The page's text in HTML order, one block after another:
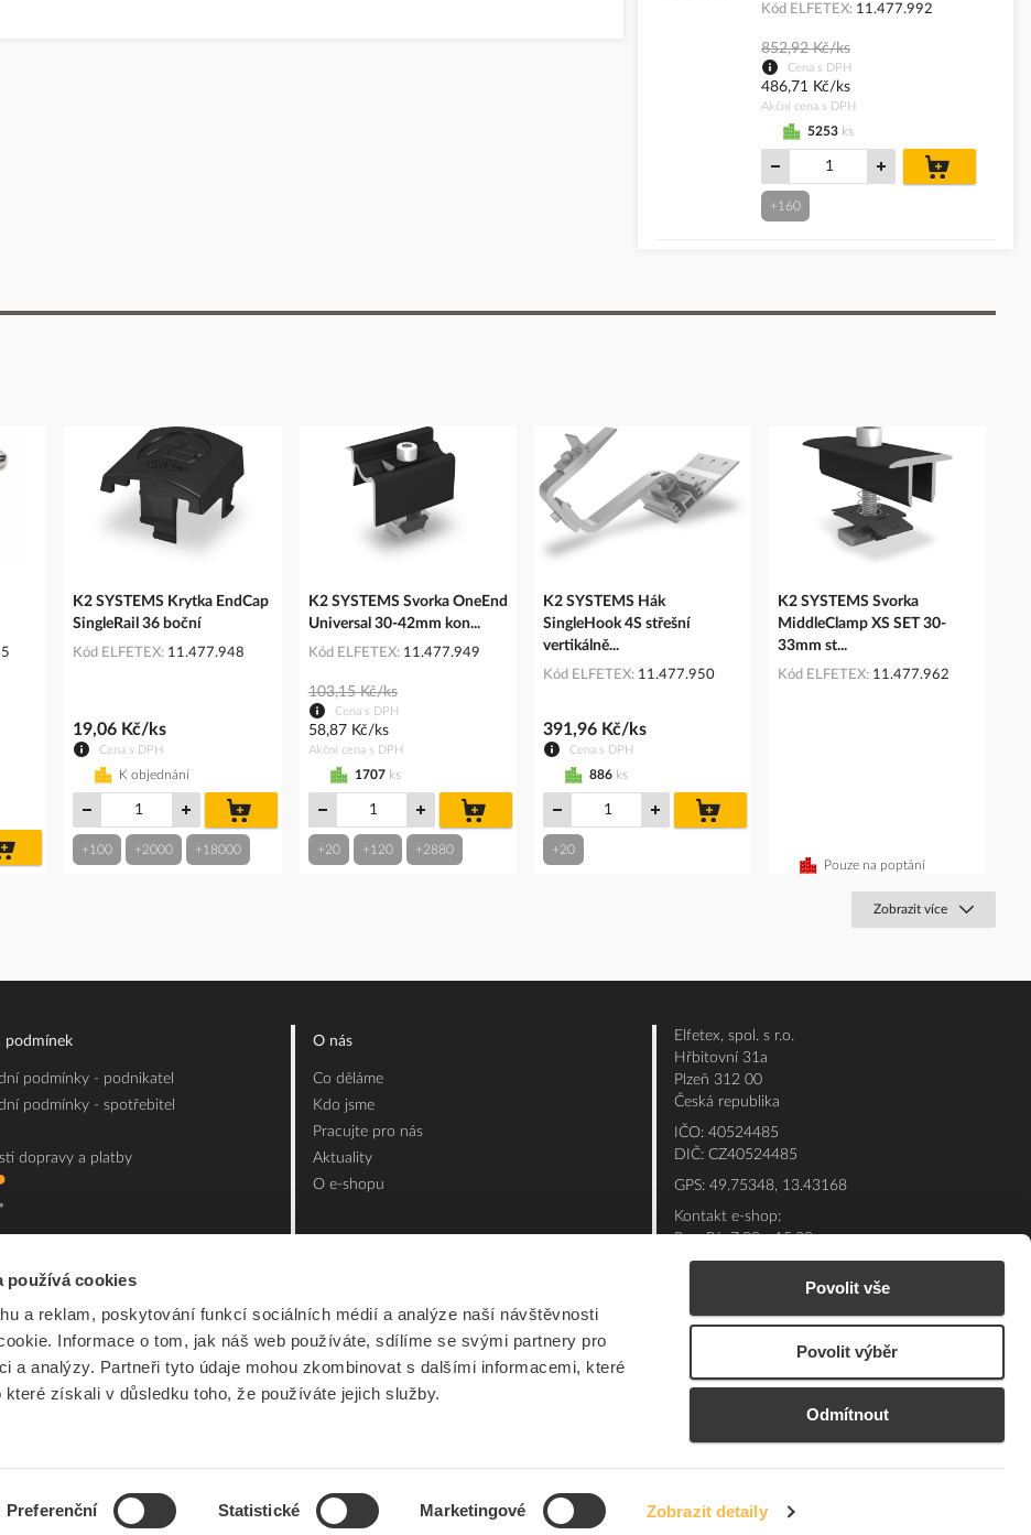
používá cookies
a reklam, poskytování funkcí sociálních médií a analýze naší návštěvnosti
Informace o tom, jak náš web používáte, sdílíme se svými partnery pro
a analýzy. Partneři tyto údaje mohou zkombinovat s dalšími informacemi, které
které získali v důsledku toho, že používáte jejich služby.
Preferenční Statistické Marketingové Zobrazit detaily
Povolit vše
Povolit výběr
Odmítnout
Kód ELFETEX 11.477.992
Cena s DPH
852,92 Kč/ks
Akční cena s DPH
486,71 Kč/ks
5253 ks
košíku
+160
košíku
K2 SYSTEMS Krytka EndCap
SingleRail 36 boční
Kód ELFETEX 11.477.948
Cena s DPH
19,06 Kč/ks
K objednání
košíku
+100 +2000 +18000
K2 SYSTEMS Svorka OneEnd
Universal 30-42mm kon...
Kód ELFETEX 11.477.949
Cena s DPH
103,15 Kč/ks
Akční cena s DPH
58,87 Kč/ks
1707 ks
košíku
+20 +120 +2880
K2 SYSTEMS Hák
SingleHook 4S střešní
vertikálně...
Kód ELFETEX 11.477.950
Cena s DPH
391,96 Kč/ks
886 ks
košíku
+20
K2 SYSTEMS Svorka
MiddleClamp XS SET 30-
33mm st...
Kód ELFETEX 11.477.962
Pouze na poptání
Zobrazit více
podmínek
podmínky - podnikatel
podmínky - spotřebitel
dopravy a platby
O nás
Co děláme
Kdo jsme
Pracujte pro nás
Aktuality
O e-shopu
Elfetex, spol. s r.o.
Hřbitovní 31a
Plzeň 312 00
Česká republika
IČO: 40524485
DIČ: CZ40524485
GPS: 49.75348, 13.43168
Kontakt e-shop:
Po - Pá: 7:00 - 15:30
E-mail:eshop@elfetex.cz